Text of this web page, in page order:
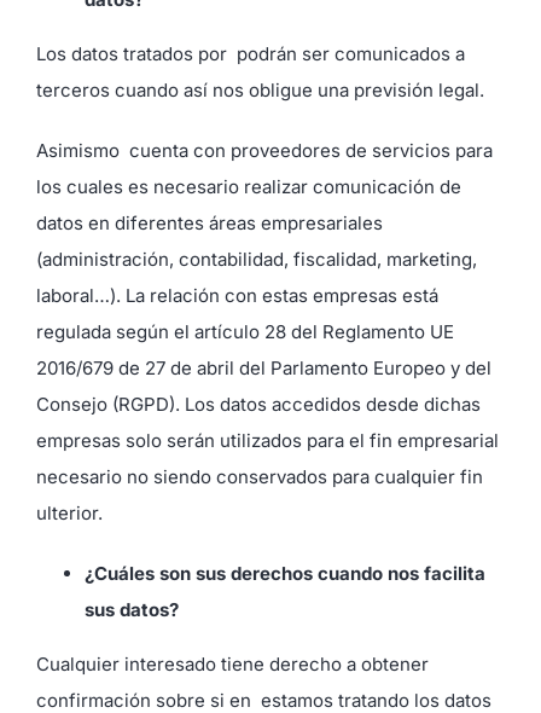
Los datos tratados por podrán ser comunicados a
terceros cuando así nos obligue una previsión legal.
Asimismo cuenta con proveedores de servicios para
los cuales es necesario realizar comunicación de
datos en diferentes áreas empresariales
(administración, contabilidad, fiscalidad, marketing,
laboral…). La relación con estas empresas está
regulada según el artículo 28 del Reglamento UE
2016/679 de 27 de abril del Parlamento Europeo y del
Consejo (RGPD). Los datos accedidos desde dichas
empresas solo serán utilizados para el fin empresarial
necesario no siendo conservados para cualquier fin
ulterior.
¿Cuáles son sus derechos cuando nos facilita
sus datos?
Cualquier interesado tiene derecho a obtener
confirmación sobre si en estamos tratando los datos